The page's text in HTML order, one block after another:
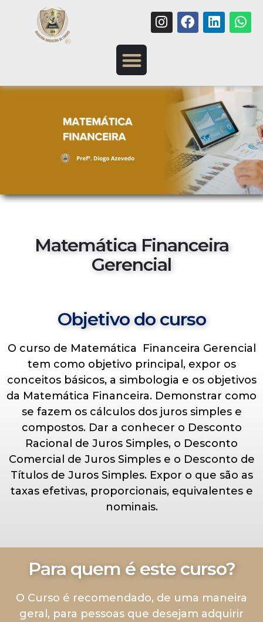
Matemática Financeira
Gerencial
Objetivo do curso
O curso de Matemática Financeira Gerencial
tem como objetivo principal, expor os
conceitos básicos, a simbologia e os objetivos
da Matemática Financeira. Demonstrar como
se fazem os cálculos dos juros simples e
compostos. Dar a conhecer o Desconto
Racional de Juros Simples, o Desconto
Comercial de Juros Simples e o Desconto de
Títulos de Juros Simples. Expor o que são as
taxas efetivas, proporcionais, equivalentes e
nominais.
Para quem é este curso?
O Curso é recomendado, de uma maneira
geral, para pessoas que desejam adquirir